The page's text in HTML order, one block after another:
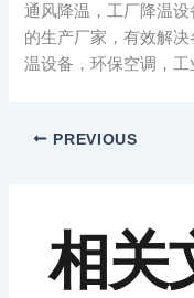
通风降温，工厂降温
的生产厂家，有效解
温设备，环保空调，工
PREVIOUS
相关